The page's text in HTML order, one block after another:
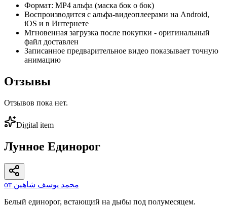
Формат: MP4 альфа (маска бок о бок)
Воспроизводится с альфа-видеоплеерами на Android,
iOS и в Интернете
Мгновенная загрузка после покупки - оригинальный
файл доставлен
Записанное предварительное видео показывает точную
анимацию
Отзывы
Отзывов пока нет.
Digital item
Лунное Единорог
от محمد يوسف شاهين
Белый единорог, встающий на дыбы под полумесяцем.